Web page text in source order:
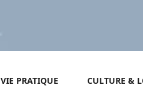
VIE PRATIQUE CULTURE &